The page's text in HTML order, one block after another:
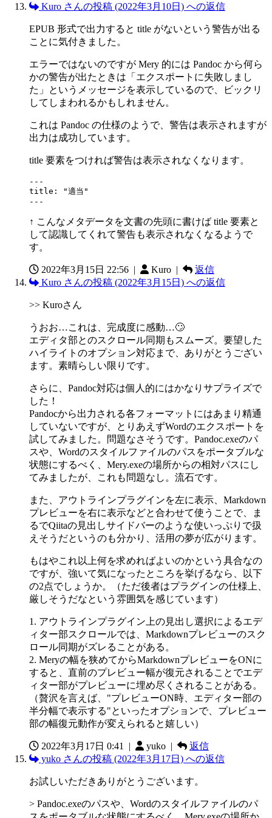
Kuro さんの投稿 (2022年3月10日) への返信
EPUB 形式で出力すると title がないという警告が出る
ことに気付きました。
エラーではないのですが Mery 的には Pandoc から何ら
かの警告が出たときは「エクスポートに失敗しまし
た」というメッセージを表示しているので、ビックリ
してしまわれるかもしれません。
これは Pandoc の仕様のようで、警告は表示されますが
出力は成功しています。
title 要素をつければ警告は表示されなくなります。
---
title: "適当"
---
↑ こんなメタデータを文書の先頭に書けば title 要素と
して認識してくれて警告も表示されなくなるようで
す。
2022年3月15日 22:56 | Kuro |
返信
Kuro さんの投稿 (2022年3月15日) への返信
>> Kuroさん
うおお…これは、完成度に感動…🙄
エディタ部とのスクロール同期もスムーズ。要望した
ハイライトのオプション対応まで、ありがとうござい
ます。素晴らしい限りです。
さらに、Pandoc対応は個人的にはかなりサプライズで
した！
Pandocから出力される各フォーマットにはあまり精通
していないですが、とりあえずWordのエクスポートを
試してみました。問題なさそうです。Pandoc.exeのパ
スや、Wordのスタイルファイルのパスをポータブルな
状態にするべく、Mery.exeの場所からの相対パスにし
てみましたが、これも問題なし。流石です。
また、アウトラインプラグインを左に表示、Markdown
プレビューを右に表示などと合わせて使うことで、ま
るでQiitaの見出しサイドバーのような使いっぷりで扱
えそうだというのも分かり、活用の夢が広がります。
もはやこれ以上何を求めればよいのかという具合なの
ですが、強いて気になったところを挙げるなら、以下
の2点でしょうか。（ただ後者はプラグインの仕様上、
厳しそうだなという雰囲気を感じています）
1. アウトラインプラグイン上の見出し選択によるエデ
ィター部スクロールでは、Markdownプレビューのスク
ロール同期がズレることがある。
2. Meryの幅を狭めてからMarkdownプレビューをONに
すると、直前のプレビュー幅が復元されることでエデ
ィター部がプレビューに埋め尽くされることがある。
（贅沢を言えば、"プレビューON時、エディター部の
半分幅で表示する"といったオプションで、プレビュー
部の幅復元動作が変えられると嬉しい）
2022年3月17日 0:41 | yuko |
返信
yuko さんの投稿 (2022年3月17日) への返信
お試しいただきありがとうございます。
> Pandoc.exeのパスや、Wordのスタイルファイルのパ